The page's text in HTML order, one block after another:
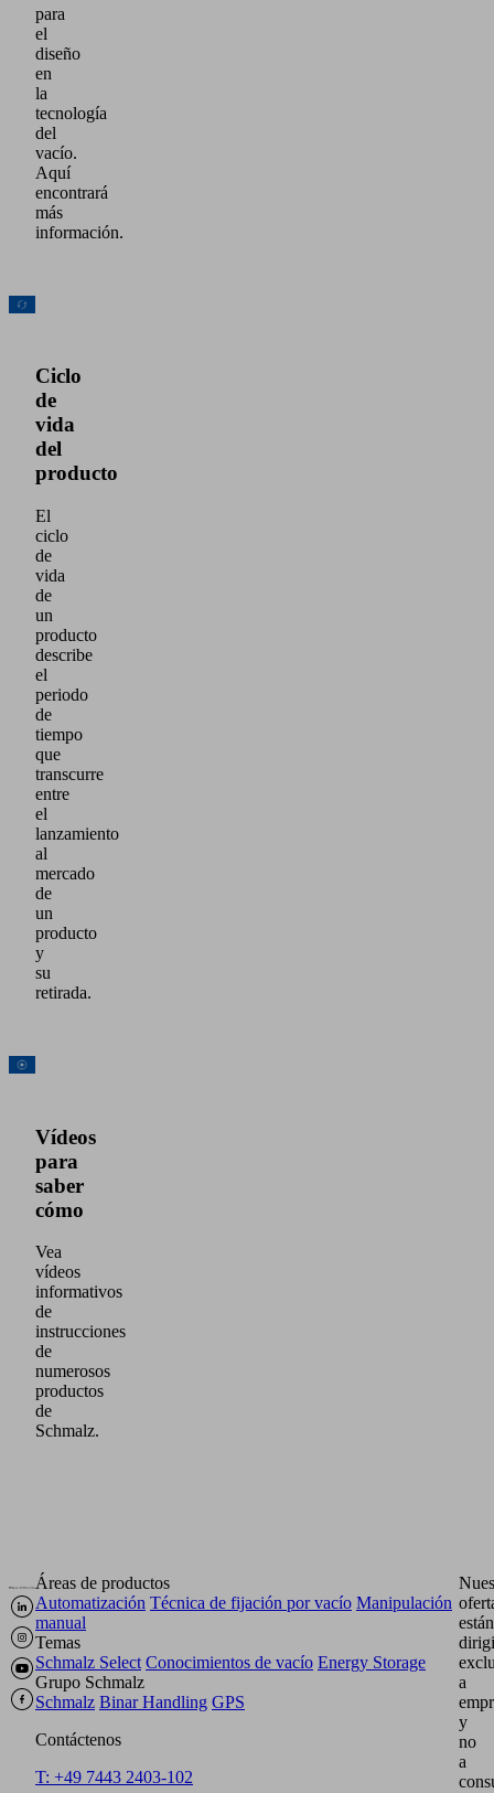
para
el
diseño
en
la
tecnología
del
vacío.
Aquí
encontrará
más
información.
Ciclo
de
vida
del
producto
El
ciclo
de
vida
de
un
producto
describe
el
periodo
de
tiempo
que
transcurre
entre
el
lanzamiento
al
mercado
de
un
producto
y
su
retirada.
Vídeos
para
saber
cómo
Vea
vídeos
informativos
de
instrucciones
de
numerosos
productos
de
Schmalz.
Áreas de productos
Automatización Técnica de fijación por vacío Manipulación
manual
Temas
Schmalz Select Conocimientos de vacío Energy Storage
Grupo Schmalz
Schmalz Binar Handling GPS
Contáctenos
T: +49 7443 2403-102
están
a
y
no
a